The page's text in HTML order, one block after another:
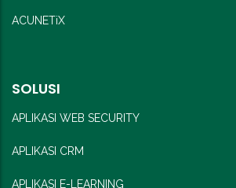
ACUNETiX
SOLUSI
APLIKASI WEB SECURITY
APLIKASI CRM
APLIKASI E-LEARNING